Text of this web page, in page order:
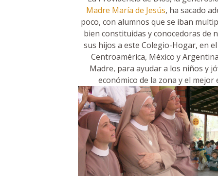
Madre María de Jesús, ha sacado
poco, con alumnos que se iban
bien constituidas y conocedoras
sus hijos a este Colegio-Hogar, en
Centroamérica, México y
Madre, para ayudar a los niños y
económico de la zona y el